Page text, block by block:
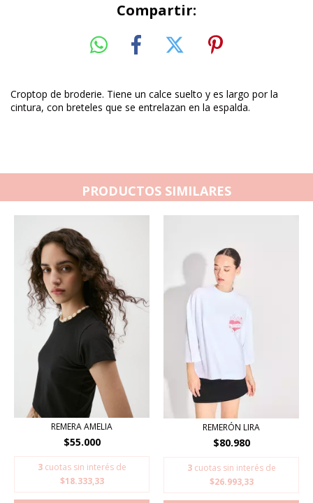
Compartir:
Croptop de broderie. Tiene un calce suelto y es largo por la
cintura, con breteles que se entrelazan en la espalda.
PRODUCTOS SIMILARES
REMERA AMELIA
$55.000
3 cuotas sin interés de
$18.333,33
REMERÓN LIRA
$80.980
3 cuotas sin interés de
$26.993,33